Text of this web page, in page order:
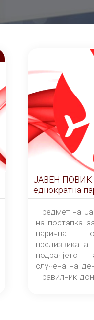
ЈАВЕН ПОВИК за доделување на
еднократна
штетата предизвикана од природната
непогода на
Центар-Скопје случена на ден 21.07.2026
година
Предмет на
на постапка
парична
подрачјето
случена на
Правилник